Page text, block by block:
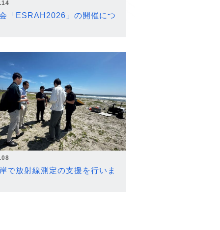
「ESRAH2026」の開催につ
で放射線測定の支援を行いま